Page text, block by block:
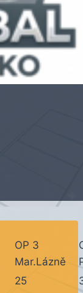
OP 3
Mar.Lázně
25